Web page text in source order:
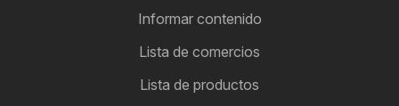
Informar contenido
Lista de comercios
Lista de productos